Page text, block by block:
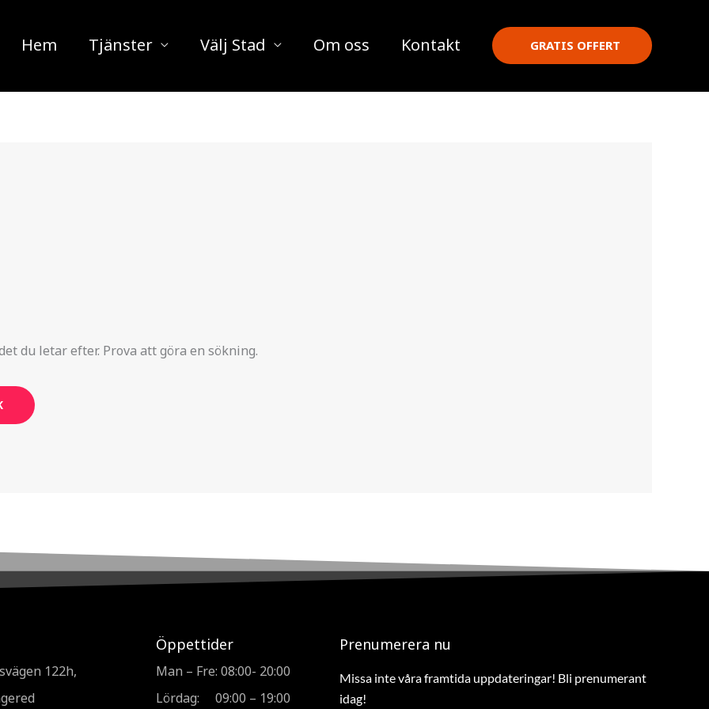
Hem Tjänster Välj Stad Om oss Kontakt GRATIS OFFERT
du letar efter. Prova att göra en sökning.
122h,
Öppettider
Man – Fre: 08:00- 20:00
Lördag: 09:00 – 19:00
Prenumerera nu
Missa inte våra framtida uppdateringar! Bli prenumerant
idag!